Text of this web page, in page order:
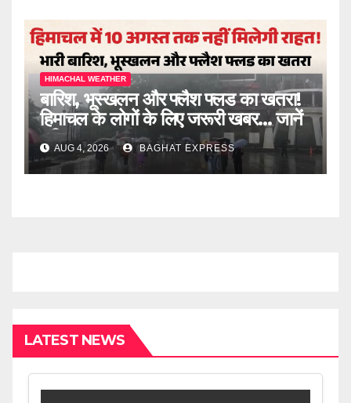
HIMACHAL WEATHER
बारिश, भूस्खलन और फ्लैश फ्लड का खतरा!
हिमाचल के लोगों के लिए जरूरी खबर… जानें
पूरी खबर
AUG 4, 2026 BAGHAT EXPRESS
LATEST NEWS